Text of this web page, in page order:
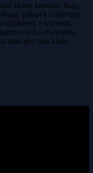
liczne komnaty bazy,
pułapek i zbierając
dyskietek z wirusem,
i otwierania
mini-gier (jak klony